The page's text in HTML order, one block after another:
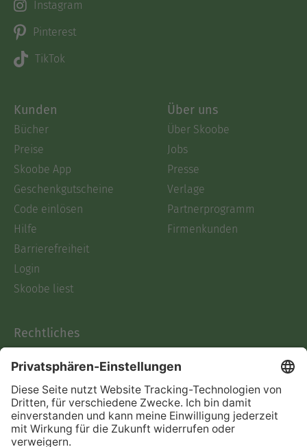
Instagram
Pinterest
TikTok
Kunden
Bücher
Preise
Skoobe App
Geschenkgutscheine
Code einlösen
Hilfe
Barrierefreiheit
Login
Skoobe liest
Über uns
Über Skoobe
Jobs
Presse
Verlage
Partnerprogramm
Firmenkunden
Rechtliches
AGB
Informationen nach Data
Act
Verträge hier kündigen